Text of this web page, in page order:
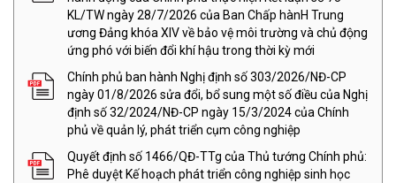
KL/TW ngày 28/7/2026 của Ban Chấp hànH Trung
ương Đảng khóa XIV về bảo vệ môi trường và chủ động
ứng phó với biến đổi khí hậu trong thời kỳ mới
Chính phủ ban hành Nghị định số 303/2026/NĐ-CP
ngày 01/8/2026 sửa đổi, bổ sung một số điều của Nghị
định số 32/2024/NĐ-CP ngày 15/3/2024 của Chính
phủ về quản lý, phát triển cụm công nghiệp
Quyết định số 1466/QĐ-TTg của Thủ tướng Chính phủ:
Phê duyệt Kế hoạch phát triển công nghiệp sinh học